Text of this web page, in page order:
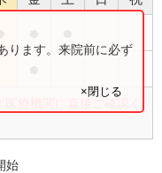
療機関に直接ご確認く
ります。来院前に必ず
×閉じる
始